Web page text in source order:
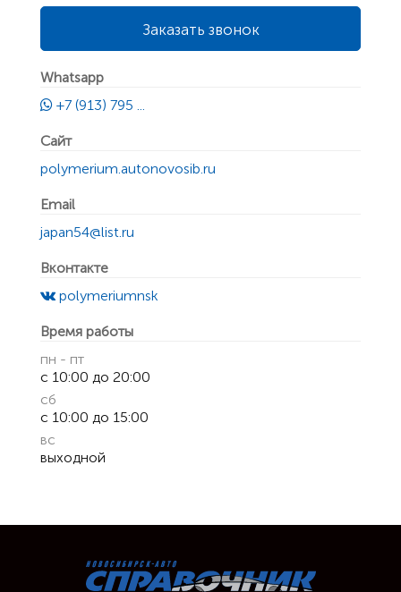
Заказать звонок
Whatsapp
+7 (913) 795 ...
Сайт
polymerium.autonovosib.ru
Email
japan54@list.ru
Вконтакте
polymeriumnsk
Время работы
пн - пт
с 10:00 до 20:00
сб
с 10:00 до 15:00
вс
выходной